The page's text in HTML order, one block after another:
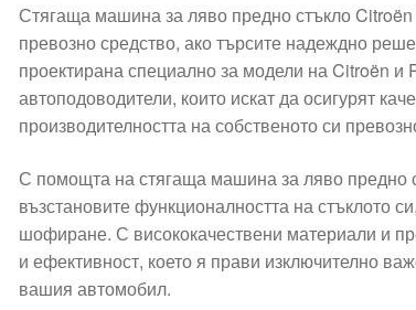
Стягаща машина за ляво предно стъкло
превозно средство, ако търсите надеждно
проектирана специално за модели на Citroën и
автоподоводители, които искат да осигурят
производителността на собственото си
С помощта на стягаща машина за ляво предно
възстановите функционалността на стъклото
шофиране. С висококачествени материали и
и ефективност, което я прави изключително
вашия автомобил.